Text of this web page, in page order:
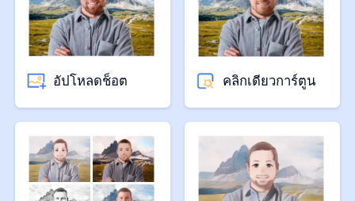
อัปโหลดช็อต คลิกเดียวการ์ตูน